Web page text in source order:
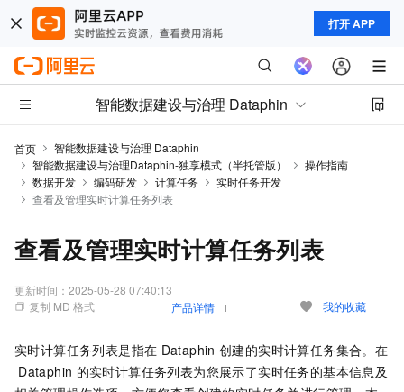
打开 APP
智能数据建设与治理 Dataphin
首页
智能数据建设与治理 Dataphin
智能数据建设与治理Dataphin-独享模式（半托管版）
操作指南
数据开发
编码研发 计算任务
实时任务开发
查看及管理实时计算任务列表
查看及管理实时计算任务列表
更新时间： 2025-05-28 07:40:13
复制 MD 格式
产品详情 我的收藏
实时计算任务列表是指在 Dataphin 创建的实时计算任务集合。在
Dataphin 的实时计算任务列表为您展示了实时任务的基本信息及